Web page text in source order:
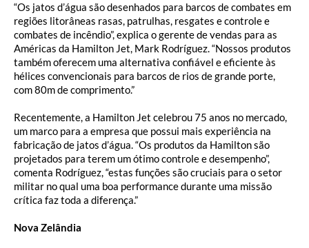
“Os jatos d’água são desenhados para barcos de combates em
regiões litorâneas rasas, patrulhas, resgates e controle e
combates de incêndio”, explica o gerente de vendas para as
Américas da Hamilton Jet, Mark Rodríguez. “Nossos produtos
também oferecem uma alternativa confiável e eficiente às
hélices convencionais para barcos de rios de grande porte,
com 80m de comprimento.”
Recentemente, a Hamilton Jet celebrou 75 anos no mercado,
um marco para a empresa que possui mais experiência na
fabricação de jatos d’água. “Os produtos da Hamilton são
projetados para terem um ótimo controle e desempenho”,
comenta Rodríguez, “estas funções são cruciais para o setor
militar no qual uma boa performance durante uma missão
crítica faz toda a diferença.”
Nova Zelândia